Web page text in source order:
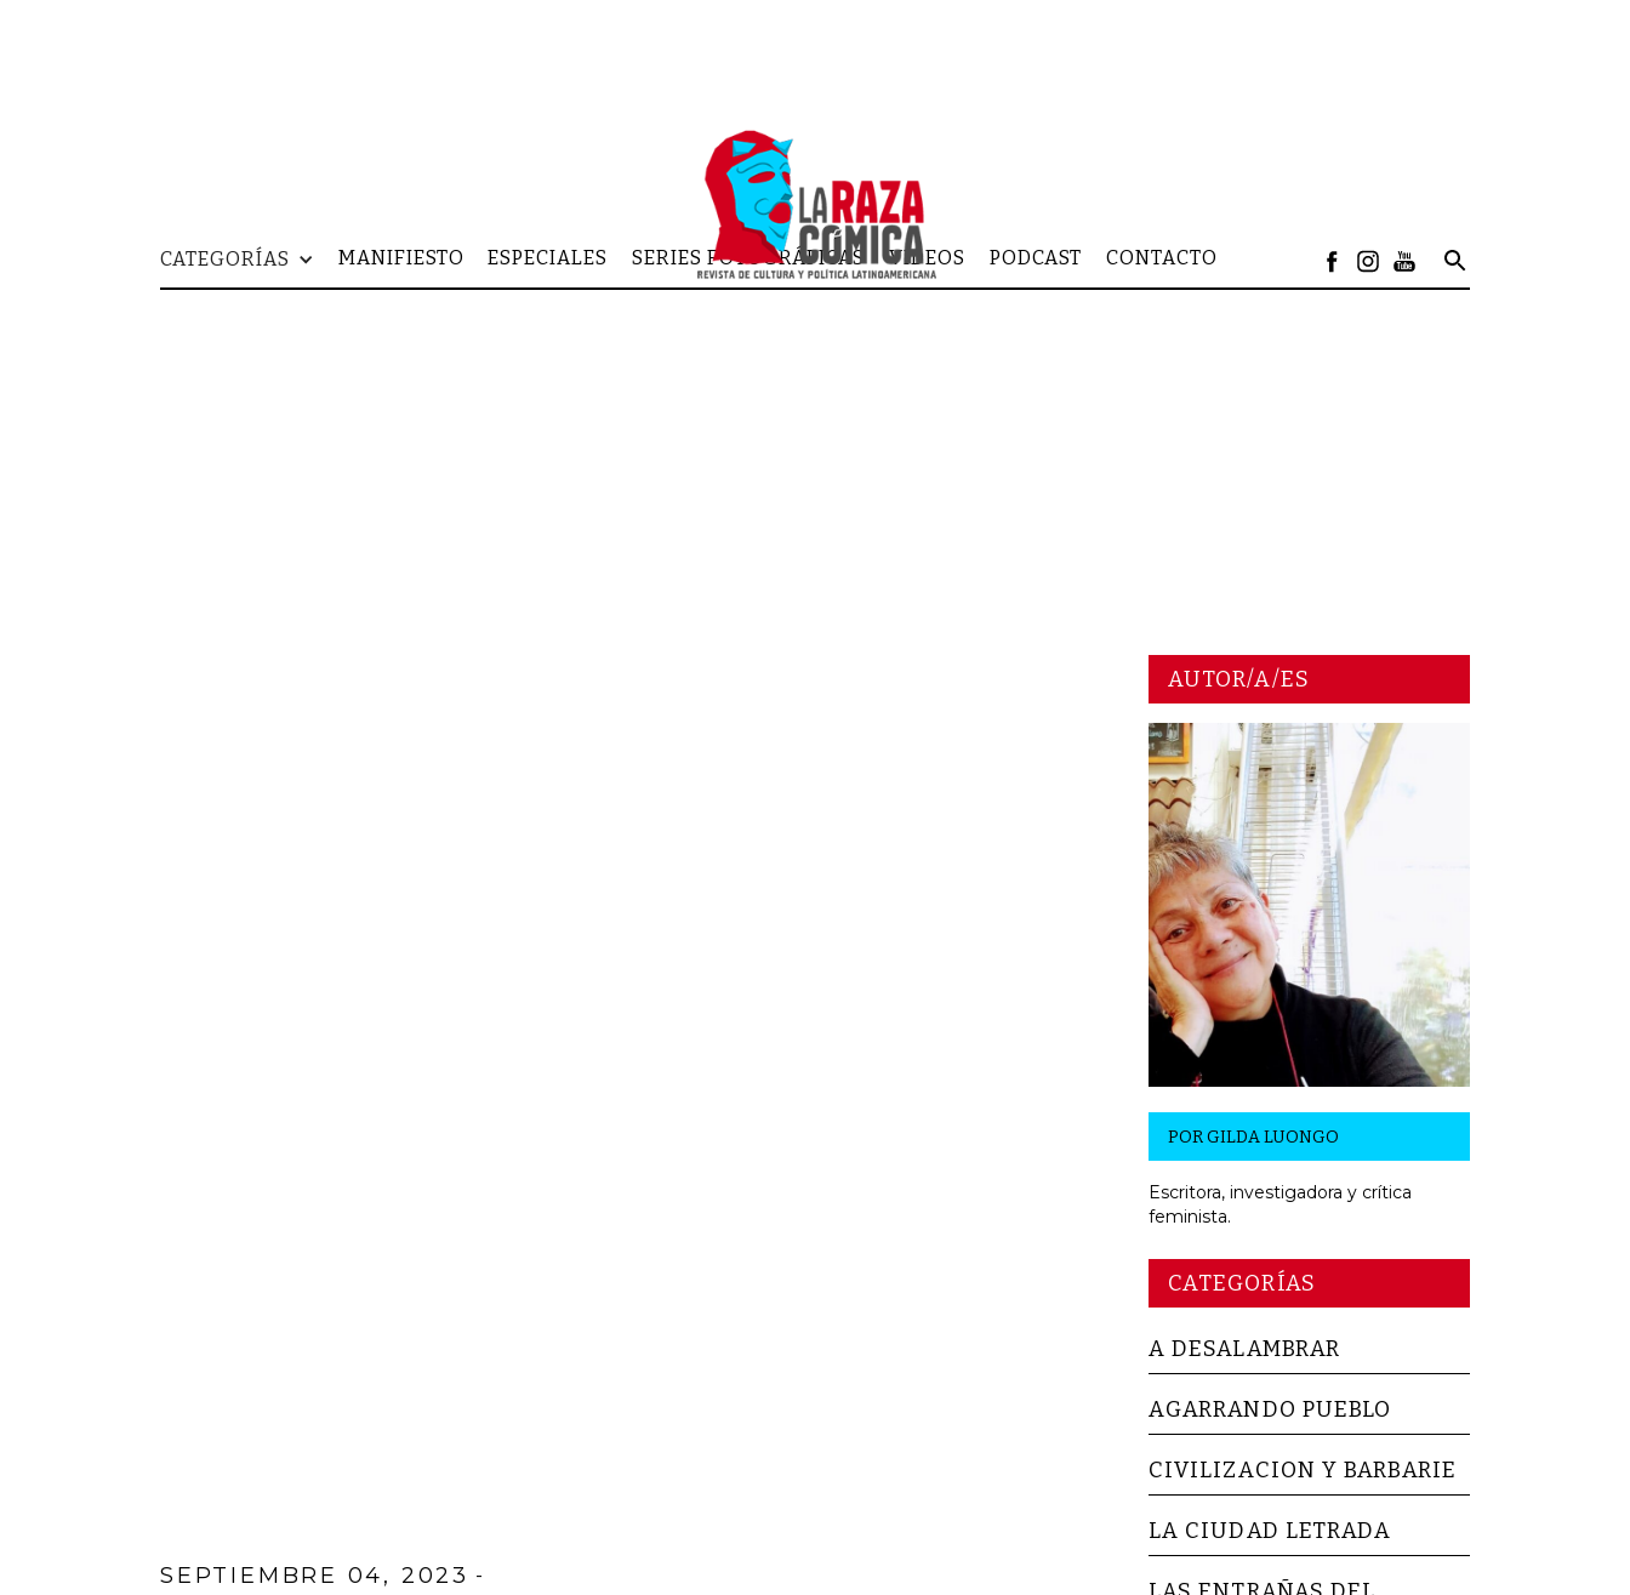
CATEGORÍAS MANIFIESTO ESPECIALES SERIES FOTOGRÁFICAS VIDEOS PODCAST CONTACTO
SEPTIEMBRE 04, 2023 -
AUTOR/A/ES
PORGILDA LUONGO
Escritora, investigadora y crítica
feminista.
CATEGORÍAS
A DESALAMBRAR
AGARRANDO PUEBLO
CIVILIZACION Y BARBARIE
LA CIUDAD LETRADA